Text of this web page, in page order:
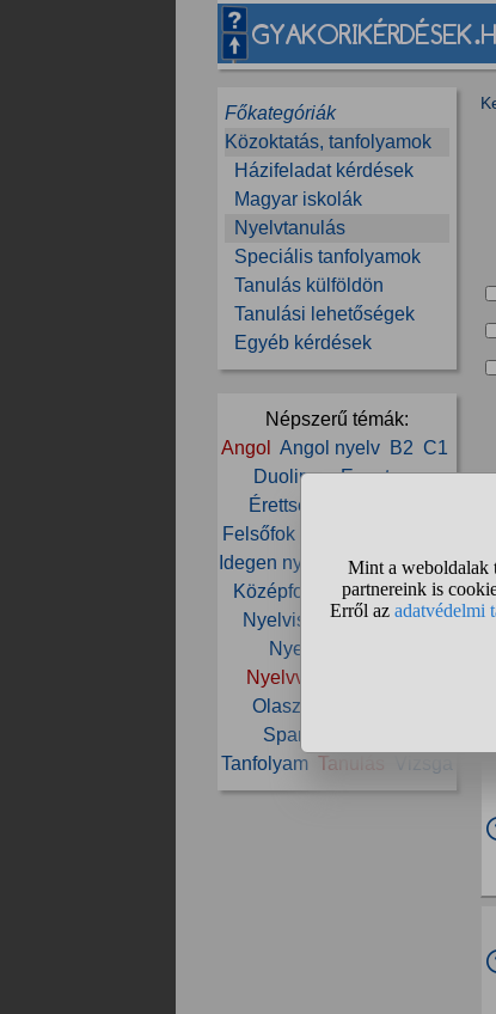
Főkategóriák
Közoktatás, tanfolyamok
Házifeladat kérdések
Magyar iskolák
Nyelvtanulás
Speciális tanfolyamok
Tanulás külföldön
Tanulási lehetőségek
Egyéb kérdések
Népszerű témák:
Angol
Angol nyelv B2 C1
Duolingo Egyetem
Érettségi
Felsőfok
Idegen nyelv
Iskola
Könyv
Középfok
Német Nyelv
Nyelviskola Nyelvtan
Nyelvtanfolyam
Nyelvvizsga
Olasz
Spanyol
Tanfolyam Tanulás